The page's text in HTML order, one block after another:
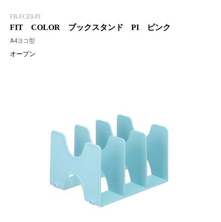
FB-FCE9-PI
FIT COLOR ブックスタンド PI ピンク
A4ヨコ型
オープン